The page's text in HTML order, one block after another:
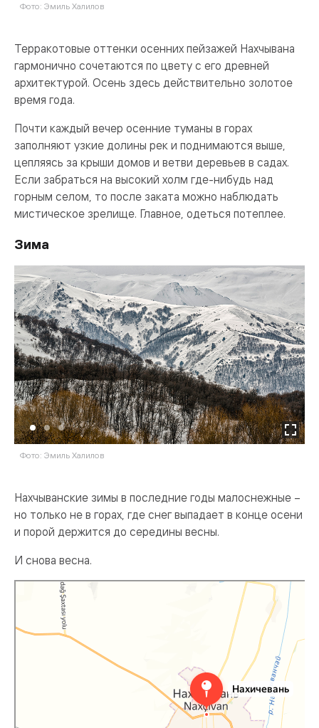
Фото: Эмиль Халилов
Терракотовые оттенки осенних пейзажей Нахчывана
гармонично сочетаются по цвету с его древней
архитектурой. Осень здесь действительно золотое
время года.
Почти каждый вечер осенние туманы в горах
заполняют узкие долины рек и поднимаются выше,
цепляясь за крыши домов и ветви деревьев в садах.
Если забраться на высокий холм где-нибудь над
горным селом, то после заката можно наблюдать
мистическое зрелище. Главное, одеться потеплее.
Зима
Фото: Эмиль Халилов
Нахчыванские зимы в последние годы малоснежные –
но только не в горах, где снег выпадает в конце осени
и порой держится до середины весны.
И снова весна.
Яндекс Карты
Нахичевань